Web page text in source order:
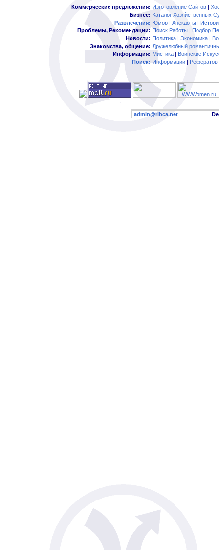
Коммерческие предложения: Изготовление Сайтов |
Бизнес: Каталог Хозяйственных
Развлечения: Юмор | Анекдоты |
Проблемы, Рекомендации: Поиск Работы | Подбор
Новости: Политика | Экономика |
Знакомства, общение: Дружелюбный
Информация: Мистика | Воинские
Поиск: Информации | Рефератов
admin@ribca.net